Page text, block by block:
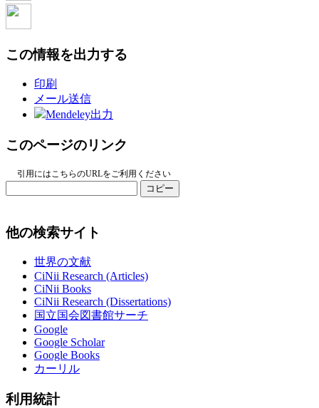
この情報を出力する
印刷
メール送信
Mendeley出力
このページのリンク
引用にはこちらのURLをご利用ください
コピー
他の検索サイト
世界の文献
CiNii Research (Articles)
CiNii Books
CiNii Research (Dissertations)
国立国会図書館サーチ
Google
Google Scholar
Google Books
カーリル
利用統計